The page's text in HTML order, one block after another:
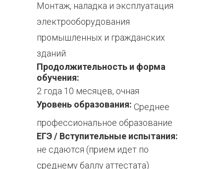
Монтаж, наладка и эксплуатация
электрооборудования
промышленных и гражданских
зданий
Продолжительность и форма
обучения:
2 года 10 месяцев, очная
Уровень образования: Среднее
профессиональное образование
ЕГЭ / Вступительные испытания:
не сдаются (прием идет по
среднему баллу аттестата)